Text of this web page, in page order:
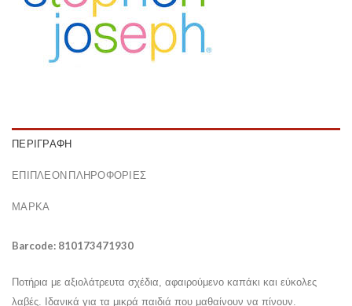
ΠΕΡΙΓΡΑΦΉ
ΕΠΙΠΛΈΟΝ ΠΛΗΡΟΦΟΡΊΕΣ
ΜΆΡΚΑ
Barcode: 810173471930
Ποτήρια με αξιολάτρευτα σχέδια, αφαιρούμενο καπάκι και εύκολες
λαβές. Ιδανικά για τα μικρά παιδιά που μαθαίνουν να πίνουν.